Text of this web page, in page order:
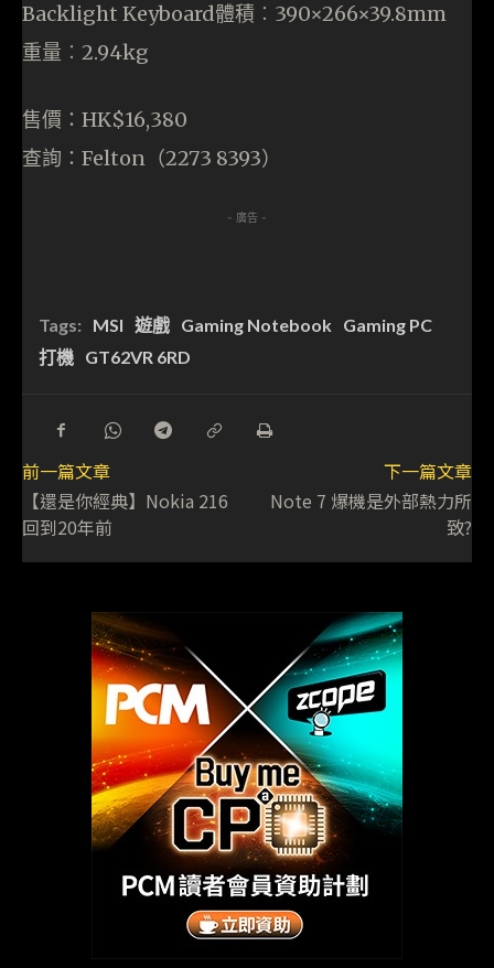
Backlight Keyboard體積︰390×266×39.8mm
重量︰2.94kg
售價：HK$16,380
查詢：Felton（2273 8393）
- 廣告 -
Tags: MSI 遊戲 Gaming Notebook
Gaming PC
打機 GT62VR 6RD
前一篇文章
【還是你經典】Nokia 216
回到20年前
下一篇文章
Note 7 爆機是外部熱力所
致?